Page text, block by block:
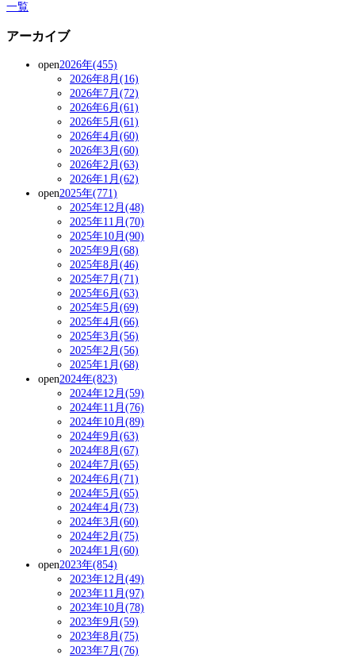
一覧
アーカイブ
open2026年(455)
2026年8月(16)
2026年7月(72)
2026年6月(61)
2026年5月(61)
2026年4月(60)
2026年3月(60)
2026年2月(63)
2026年1月(62)
open2025年(771)
2025年12月(48)
2025年11月(70)
2025年10月(90)
2025年9月(68)
2025年8月(46)
2025年7月(71)
2025年6月(63)
2025年5月(69)
2025年4月(66)
2025年3月(56)
2025年2月(56)
2025年1月(68)
open2024年(823)
2024年12月(59)
2024年11月(76)
2024年10月(89)
2024年9月(63)
2024年8月(67)
2024年7月(65)
2024年6月(71)
2024年5月(65)
2024年4月(73)
2024年3月(60)
2024年2月(75)
2024年1月(60)
open2023年(854)
2023年12月(49)
2023年11月(97)
2023年10月(78)
2023年9月(59)
2023年8月(75)
2023年7月(76)